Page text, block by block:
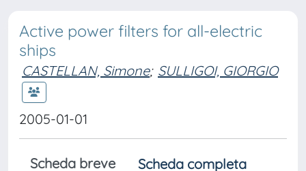
Active power filters for all-electric
ships
CASTELLAN, Simone; SULLIGOI, GIORGIO
2005-01-01
Scheda breve Scheda completa